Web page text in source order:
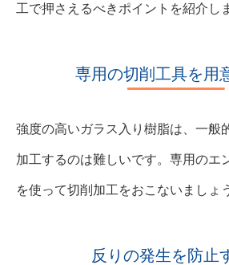
工で押さえるべきポイントを紹介し
専用の切削工具を用
強度の高いガラス入り樹脂は、一般
加工するのは難しいです。専用のエ
を使って切削加工をおこないましょ
反りの発生を防止